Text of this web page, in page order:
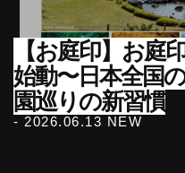
【お庭印】お庭
始動〜日本全国
園巡りの新習慣
- 2026.06.13 NEW